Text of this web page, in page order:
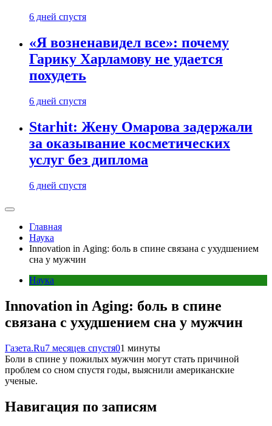
6 дней спустя
«Я возненавидел все»: почему
Гарику Харламову не удается
похудеть
6 дней спустя
Starhit: Жену Омарова задержали
за оказывание косметических
услуг без диплома
6 дней спустя
Главная
Наука
Innovation in Aging: боль в спине связана с ухудшением
сна у мужчин
Наука
Innovation in Aging: боль в спине
связана с ухудшением сна у мужчин
Газета.Ru7 месяцев спустя01 минуты
Боли в спине у пожилых мужчин могут стать причиной
проблем со сном спустя годы, выяснили американские
ученые.
Навигация по записям